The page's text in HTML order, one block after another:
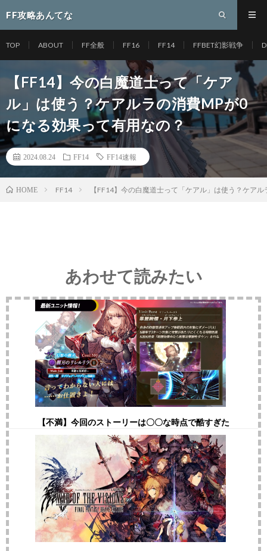
FF攻略あんてな
TOP ABOUT FF全般 FF16 FF14 FFBET幻影戦争
【FF14】今の白魔道士って「ケア
ル」は使う？ケアルラの消費MPが0
になる効果って有用なの？
2024.08.24 FF14 FF14速報
HOME FF14 【FF14】今の白魔道士って「ケアル」は使う？ケア
あわせて読みたい
【不満】今回のストーリーは〇〇な時点で酷すぎた